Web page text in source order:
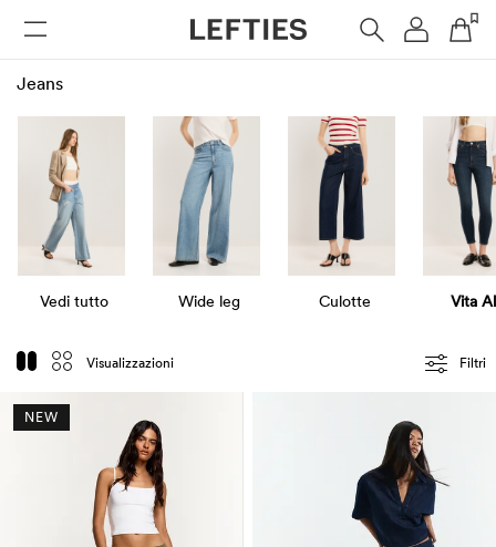
Jeans
Visualizzazioni Filtri
Vedi tutto Wide leg Culotte Vita
NEW